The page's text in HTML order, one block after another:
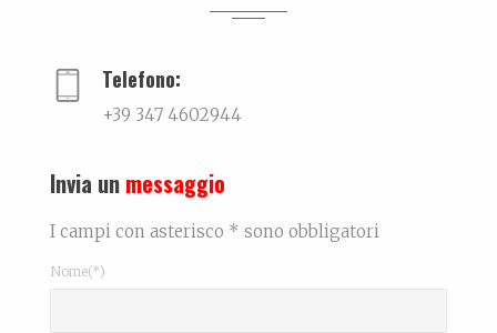
Telefono:
+39 347 4602944
Invia un messaggio
I campi con asterisco * sono obbligatori
Nome(*)